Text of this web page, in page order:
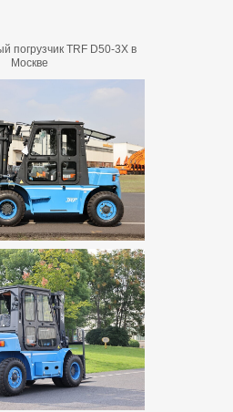
погрузчик TRF D50-3X в
Москве